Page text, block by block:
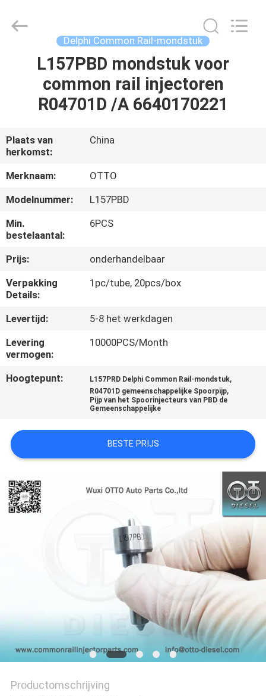
THUIS
PRODUCTEN
OVER
ONS
FABRIEKSTOUR
KWALITEITSCONTROLE
NEEM
CONTACT
MET
ONS
OP
GEVALLEN
PRIVACY
AUTO
PARTS
Delphi Common Rail-mondstuk
L157PBD mondstuk voor
common rail injectoren
R04701D /A 6640170221
Plaats van
herkomst:
China
Merknaam:
OTTO
Modelnummer:
L157PBD
Min.
bestelaantal:
6PCS
Prijs:
onderhandelbaar
Verpakking
Details:
1pc/tube, 20pcs/box
Levertijd:
5-8 het werkdagen
Levering
vermogen:
10000PCS/Month
Hoogtepunt: L157PRD Delphi Common Rail-mondstuk,
R04701D gemeenschappelijke Spoorpijp,
Pijp van het Spoorinjecteurs van PBD de
Gemeenschappelijke
BESTE PRIJS
Productomschrijving